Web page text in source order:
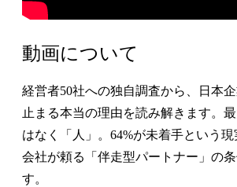
動画について
経営者50社への独自調査から、日本
止まる本当の理由を読み解きます。
はなく「人」。64%が未着手という
会社が頼る「伴走型パートナー」の
す。